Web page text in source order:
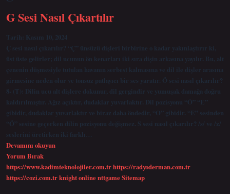
G Sesi Nasıl Çıkartılır
Tarih: Kasım 10, 2024
Ç sesi nasıl çıkarılır? “Ç” ünsüzü dişleri birbirine o kadar yakınlaştırır ki,
üst üste gelirler; dil ucunun ön kenarları iki sıra dişin arkasına yayılır. Bu, alt
çenenin düşmesiyle tutulan havanın serbest kalmasına ve dil ile dişler arasına
girmesine neden olur ve tonsuz patlayıcı bir ses yaratır. Ö sesi nasıl çıkarılır?
8- (T): Dilin ucu alt dişlere dokunur, dil gergindir ve yumuşak damağa doğru
kaldırılmıştır. Ağız açıktır, dudaklar yuvarlaktır. Dil pozisyonu “Ö” “E”
gibidir, dudaklar yuvarlaktır ve biraz daha öndedir, “O” gibidir. “E” sesinden
“Ö” sesine geçerken dilin pozisyonu değişmez. S sesi nasıl çıkarılır? /s/ ve /z/
seslerini üretirken iki farklı…
Devamını okuyunG
Nasıl
Çıkartılır
Yorum Bırak
https://www.kadimteknolojiler.com.trhttps://radyoderman.com.tr
https://cozi.com.trknight onlinenttgameSitemap